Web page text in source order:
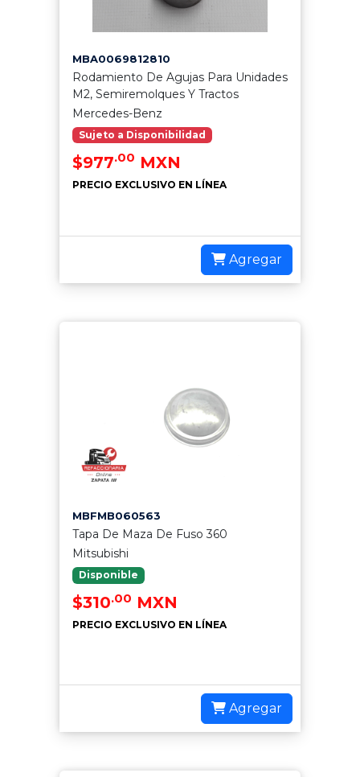
MBA0069812810
Rodamiento De Agujas Para Unidades
M2, Semiremolques Y Tractos
Mercedes-Benz
Sujeto a Disponibilidad
$977.00 MXN
PRECIO EXCLUSIVO EN LÍNEA
Agregar
MBFMB060563
Tapa De Maza De Fuso 360
Mitsubishi
Disponible
$310.00 MXN
PRECIO EXCLUSIVO EN LÍNEA
Agregar